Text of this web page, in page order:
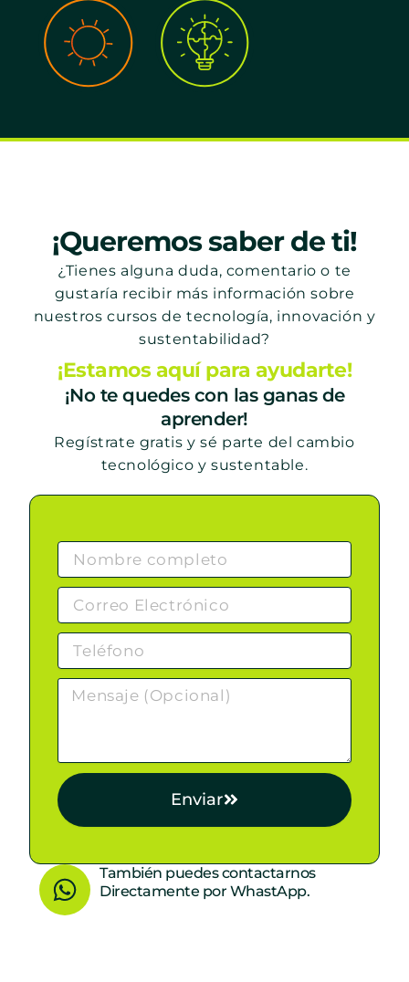
¡Queremos saber de ti!
¿Tienes alguna duda, comentario o te
gustaría recibir más información sobre
nuestros cursos de tecnología, innovación y
sustentabilidad?
¡Estamos aquí para ayudarte!
¡No te quedes con las ganas de
aprender!
Regístrate gratis y sé parte del cambio
tecnológico y sustentable.
Enviar
W
h
También puedes contactarnos
Directamente por WhastApp.